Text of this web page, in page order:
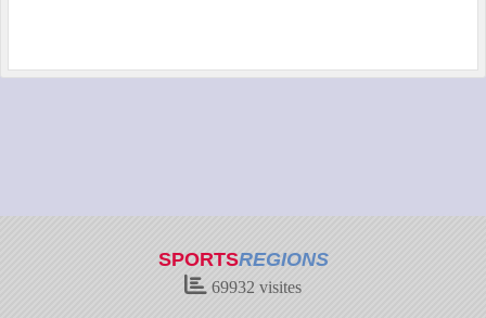
SPORTSREGIONS
69932 visites